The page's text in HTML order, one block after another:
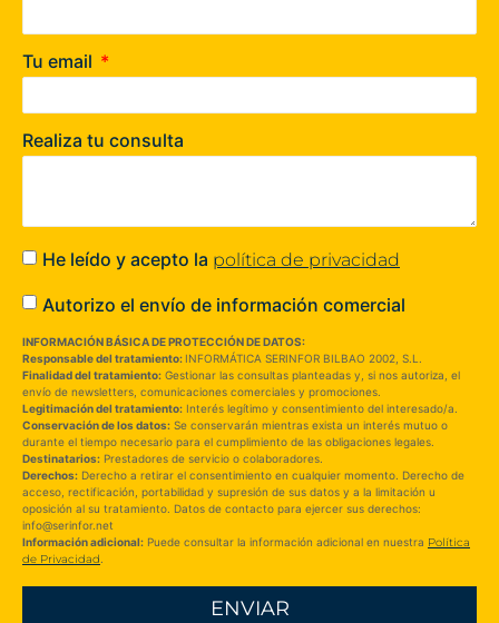
Tu email
Realiza tu consulta
He leído y acepto la política de privacidad
Autorizo el envío de información comercial
INFORMACIÓN BÁSICA DE PROTECCIÓN DE DATOS:
Responsable del tratamiento: INFORMÁTICA SERINFOR BILBAO 2002, S.L.
Finalidad del tratamiento: Gestionar las consultas planteadas y, si nos autoriza, el
envío de newsletters, comunicaciones comerciales y promociones.
Legitimación del tratamiento: Interés legítimo y consentimiento del interesado/a.
Conservación de los datos: Se conservarán mientras exista un interés mutuo o
durante el tiempo necesario para el cumplimiento de las obligaciones legales.
Destinatarios: Prestadores de servicio o colaboradores.
Derechos: Derecho a retirar el consentimiento en cualquier momento. Derecho de
acceso, rectificación, portabilidad y supresión de sus datos y a la limitación u
oposición al su tratamiento. Datos de contacto para ejercer sus derechos:
info@serinfor.net
Información adicional: Puede consultar la información adicional en nuestra Política
de Privacidad
ENVIAR